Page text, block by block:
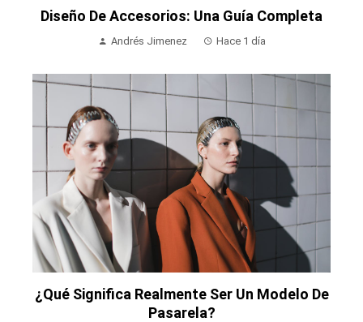
Diseño De Accesorios: Una Guía Completa
Andrés Jimenez Hace 1 día
¿Qué Significa Realmente Ser Un Modelo De
Pasarela?